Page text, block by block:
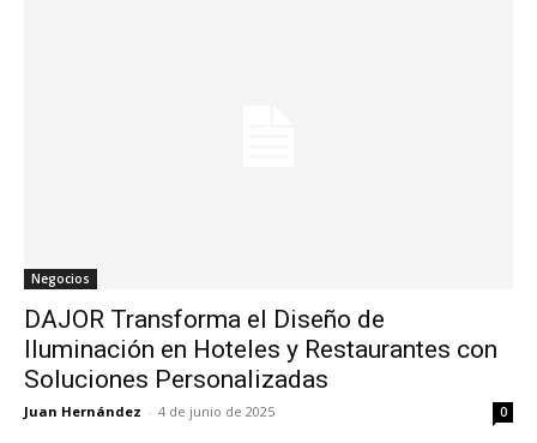
Negocios
DAJOR Transforma el Diseño de
Iluminación en Hoteles y Restaurantes con
Soluciones Personalizadas
Juan Hernández - 4 de junio de 2025 0